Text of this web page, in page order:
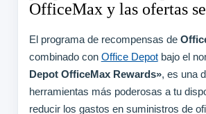
OfficeMax y las ofertas
El programa de recompensas de
combinado con Office Depotbajo el
Depot OfficeMax Rewards», es una
herramientas más poderosas a tu
reducir los gastos en suministros de